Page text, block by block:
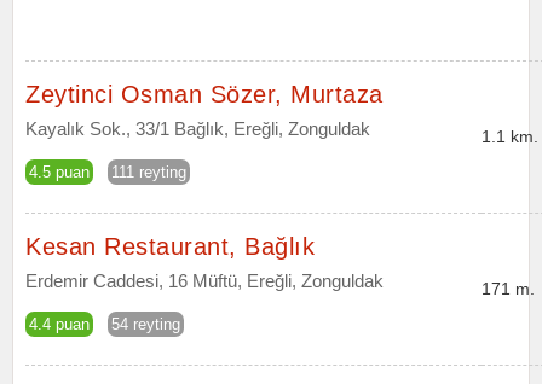
Zeytinci Osman Sözer, Murtaza
Kayalık Sok., 33/1 Bağlık, Ereğli, Zonguldak
4.5 puan 111 reyting
1.1 km.
Kesan Restaurant, Bağlık
Erdemir Caddesi, 16 Müftü, Ereğli, Zonguldak
4.4 puan 54 reyting
171 m.